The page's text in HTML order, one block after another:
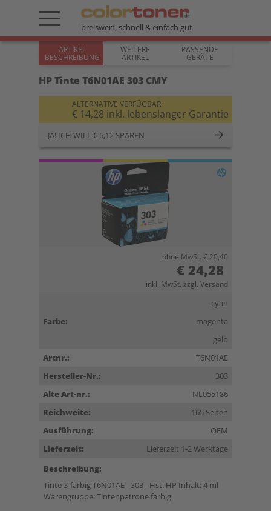
preiswert, schnell & einfach gut
ARTIKEL
BESCHREIBUNG
WEITERE
ARTIKEL
PASSENDE
GERÄTE
HP Tinte T6N01AE 303 CMY
ALTERNATIVE VERFÜGBAR:
€ 14,28 inkl. lebenslanger Garantie
JA! ICH WILL € 6,12 SPAREN
ohne MwSt. € 20,40
€ 24,28
inkl. MwSt. zzgl. Versand
Farbe:
cyan
magenta
gelb
Artnr.:
T6N01AE
Hersteller-Nr.:
303
Alte Art-nr.:
NL055186
Reichweite:
165 Seiten
Ausführung:
OEM
Lieferzeit:
Lieferzeit 1-2 Werktage
Beschreibung:
Tinte 3-farbig T6N01AE - 303 - Hst: HP Inhalt: 4 ml
Warengruppe: Tintenpatrone farbig